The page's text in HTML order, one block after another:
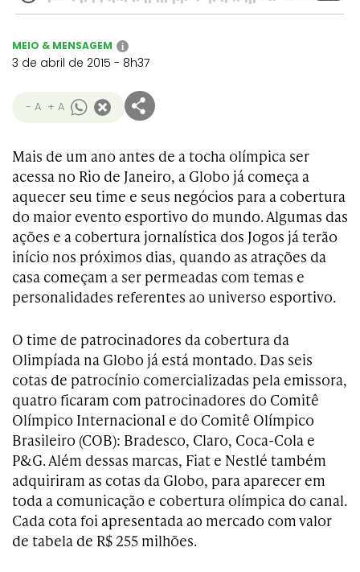
MEIO & MENSAGEM i
3 de abril de 2015 - 8h37
- A + A
Mais de um ano antes de a tocha olímpica ser
acessa no Rio de Janeiro, a Globo já começa a
aquecer seu time e seus negócios para a cobertura
do maior evento esportivo do mundo. Algumas das
ações e a cobertura jornalística dos Jogos já terão
início nos próximos dias, quando as atrações da
casa começam a ser permeadas com temas e
personalidades referentes ao universo esportivo.
O time de patrocinadores da cobertura da
Olimpíada na Globo já está montado. Das seis
cotas de patrocínio comercializadas pela emissora,
quatro ficaram com patrocinadores do Comitê
Olímpico Internacional e do Comitê Olímpico
Brasileiro (COB): Bradesco, Claro, Coca-Cola e
P&G. Além dessas marcas, Fiat e Nestlé também
adquiriram as cotas da Globo, para aparecer em
toda a comunicação e cobertura olímpica do canal.
Cada cota foi apresentada ao mercado com valor
de tabela de R$ 255 milhões.